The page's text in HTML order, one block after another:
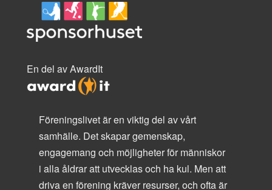
En del av AwardIt
Föreningslivet är en viktig del av vårt
samhälle. Det skapar gemenskap,
engagemang och möjligheter för människor
i alla åldrar att utvecklas och ha kul. Men att
driva en förening kräver resurser, och ofta är